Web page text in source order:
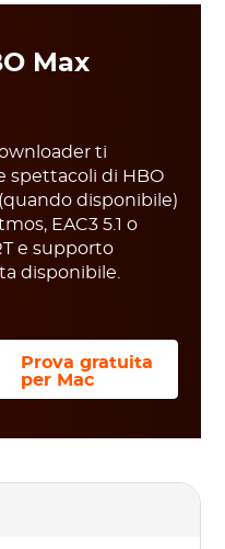
Max
ti
spettacoli di HBO
disponibile)
EAC3 5.1 o
e supporto
disponibile.
Prova gratuita
per Mac